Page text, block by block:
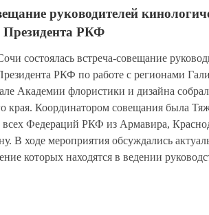
руководителей
Президента РКФ
состоялась встреча-совещание
РКФ по работе с регионами
Академии флористики и дизайна
края. Координатором совещания была
всех Федераций РКФ из Армавира,
В ходе мероприятия обсуждались
которых находятся в ведении